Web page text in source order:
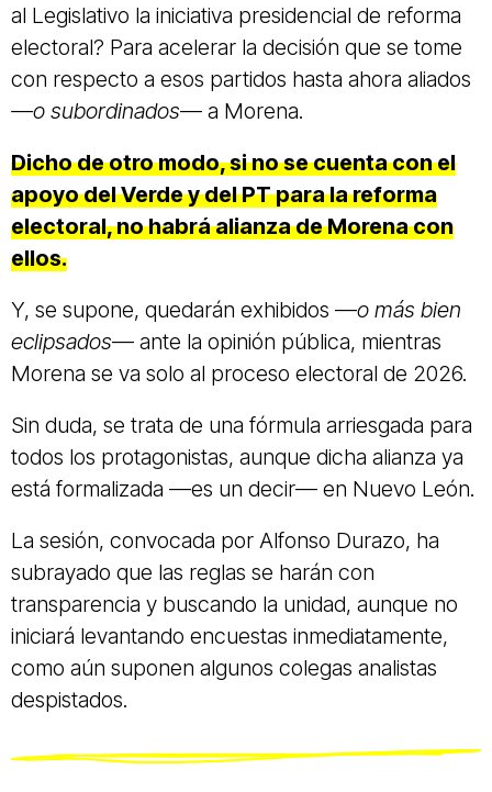
al Legislativo la iniciativa presidencial de reforma
electoral? Para acelerar la decisión que se tome
con respecto a esos partidos hasta ahora aliados
—o subordinados— a Morena.
Dicho de otro modo, si no se cuenta con el
apoyo del Verde y del PT para la reforma
electoral, no habrá alianza de Morena con
ellos.
Y, se supone, quedarán exhibidos —o más bien
eclipsados— ante la opinión pública, mientras
Morena se va solo al proceso electoral de 2026.
Sin duda, se trata de una fórmula arriesgada para
todos los protagonistas, aunque dicha alianza ya
está formalizada —es un decir— en Nuevo León.
La sesión, convocada por Alfonso Durazo, ha
subrayado que las reglas se harán con
transparencia y buscando la unidad, aunque no
iniciará levantando encuestas inmediatamente,
como aún suponen algunos colegas analistas
despistados.